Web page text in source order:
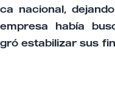
nacional,
había
estabilizar sus